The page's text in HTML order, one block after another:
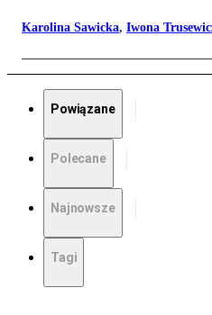
Karolina Sawicka, Iwona
Powiązane
Polecane
Najnowsze
Tagi